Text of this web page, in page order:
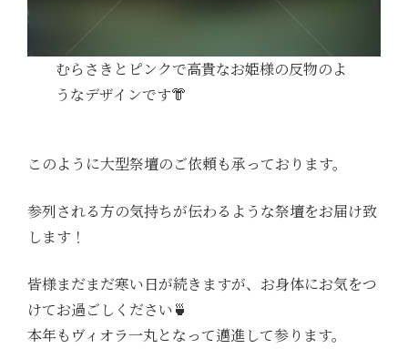
むらさきとピンクで高貴なお姫様の反物のよ
うなデザインです👘
このように大型祭壇のご依頼も承っております。
参列される方の気持ちが伝わるような祭壇をお届け致
します！
皆様まだまだ寒い日が続きますが、お身体にお気をつ
けてお過ごしください🍵
本年もヴィオラ一丸となって邁進して参ります。